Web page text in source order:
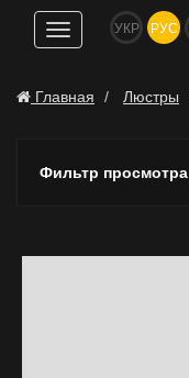
Показать
навигацию
УКР РУС
Главная Люстры
Фильтр просмотра